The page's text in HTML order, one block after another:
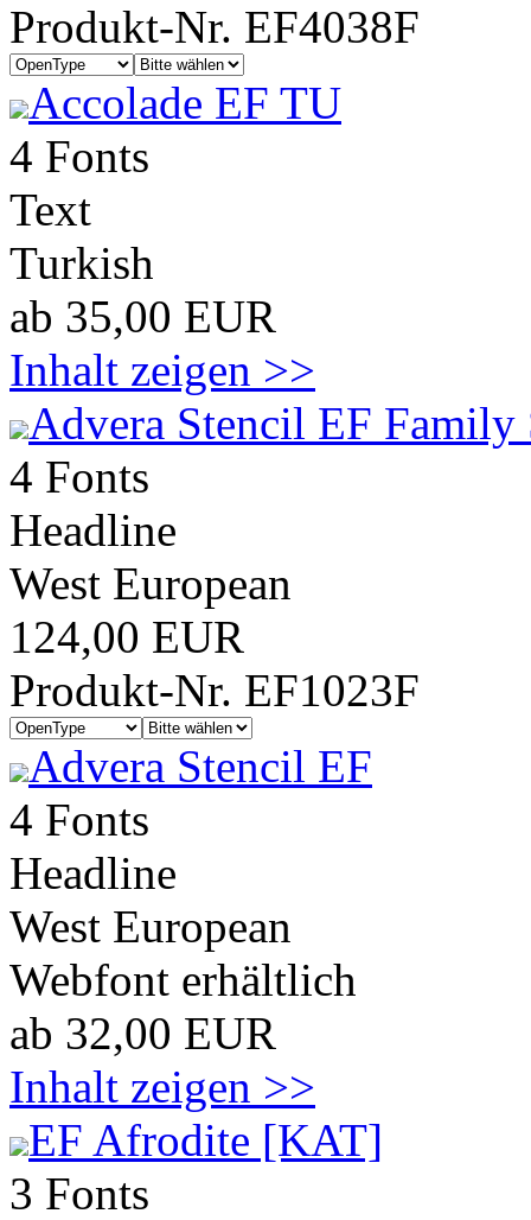
Produkt-Nr. EF4038F
Accolade EF TU
4 Fonts
Text
Turkish
ab 35,00 EUR
Inhalt zeigen >>
Advera Stencil EF Family
4 Fonts
Headline
West European
124,00 EUR
Produkt-Nr. EF1023F
Advera Stencil EF
4 Fonts
Headline
West European
Webfont erhältlich
ab 32,00 EUR
Inhalt zeigen >>
EF Afrodite [KAT]
3 Fonts